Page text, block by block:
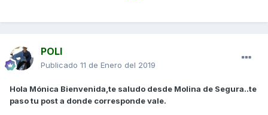
POLI
Publicado 11 de Enero del 2019
Hola Mónica Bienvenida,te saludo desde Molina de Segura..te
paso tu post a donde corresponde vale.